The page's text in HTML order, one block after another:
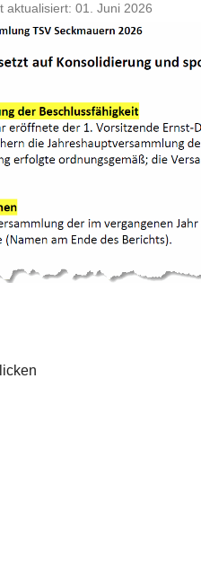
aktualisiert: 01. Juni 2026